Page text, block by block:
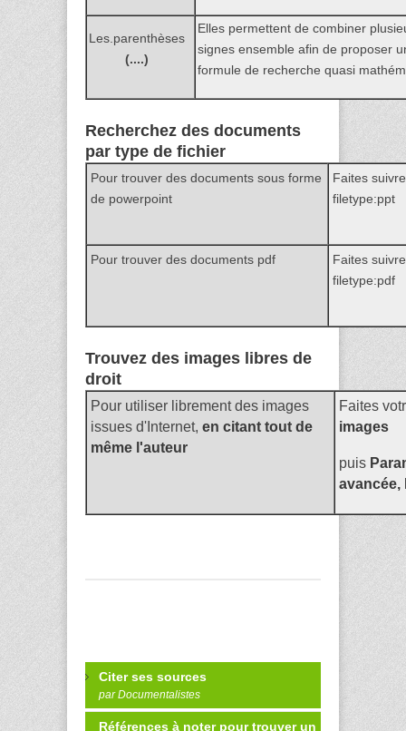
Les.parenthèses
(....)
Elles permettent de combiner
signes ensemble afin de proposer
formule de recherche quasi
Recherchez des documents
par type de fichier
Pour trouver des documents sous forme
de powerpoint
Faites
filetype:ppt
Pour trouver des documents pdf
Faites
filetype:pdf
Trouvez des images libres de
droit
Pour utiliser librement des images
issues d'Internet, en citant tout de
même l'auteur
Faites
images
puis
avancée,
Citer ses sources
par Documentalistes
Références à noter pour trouver un